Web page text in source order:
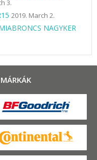
3.
2019. March 2.
NAGYKER